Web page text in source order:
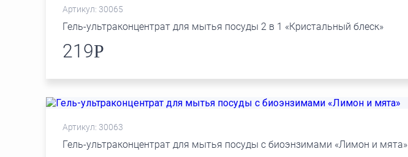
Артикул: 30065
Гель-ультраконцентрат для мытья посуды 2 в 1 «Кристальный блеск»
219Р
Артикул: 30063
Гель-ультраконцентрат для мытья посуды с биоэнзимами «Лимон и мята»